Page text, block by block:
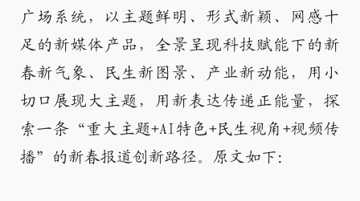
广场系统，以主题鲜明、形式新颖、网感十
足的新媒体产品，全景呈现科技赋能下的新
春新气象、民生新图景、产业新动能，用小
切口展现大主题，用新表达传递正能量，探
索一条“重大主题+AI特色+民生视角+视频传
播”的新春报道创新路径。 原文如下：